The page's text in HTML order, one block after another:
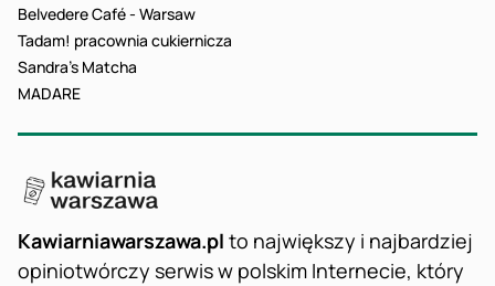
Belvedere Café - Warsaw
Tadam! pracownia cukiernicza
Sandra’s Matcha
MADARE
Kawiarniawarszawa.pl to największy i najbardziej
opiniotwórczy serwis w polskim Internecie, który